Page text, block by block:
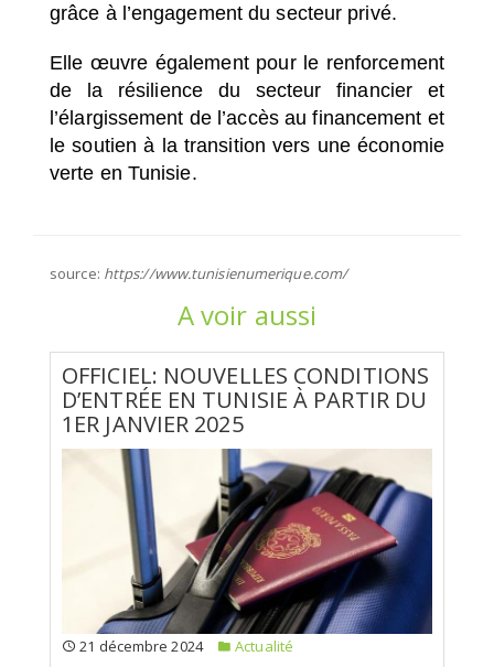
grâce à l’engagement du secteur privé.
Elle œuvre également pour le renforcement
de la résilience du secteur financier et
l’élargissement de l’accès au financement et
le soutien à la transition vers une économie
verte en Tunisie.
source: https://www.tunisienumerique.com/
A voir aussi
OFFICIEL: NOUVELLES CONDITIONS
D’ENTRÉE EN TUNISIE À PARTIR DU
1ER JANVIER 2025
21 décembre 2024 Actualité